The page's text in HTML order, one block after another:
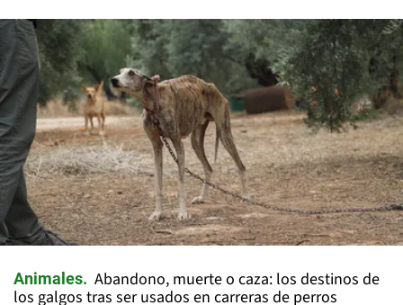
Animales
Abandono, muerte o caza: los destinos de
los galgos tras ser usados en carreras de perros